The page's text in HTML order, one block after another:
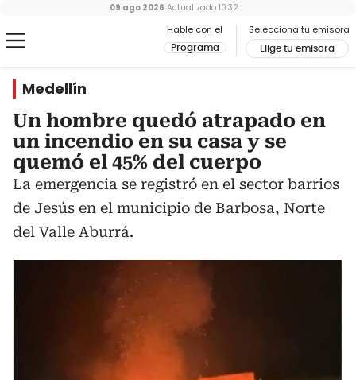
Hable con el
Programa
Selecciona tu emisora
Elige tu emisora
09 ago 2026 Actualizado 10:32
Medellín
Un hombre quedó atrapado en
un incendio en su casa y se
quemó el 45% del cuerpo
La emergencia se registró en el sector barrios
de Jesús en el municipio de Barbosa, Norte
del Valle Aburrá.